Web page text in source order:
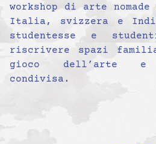
workshop di arte
Italia, svizzera e
studentesse e
riscrivere spazi
gioco dell’arte e
condivisa.